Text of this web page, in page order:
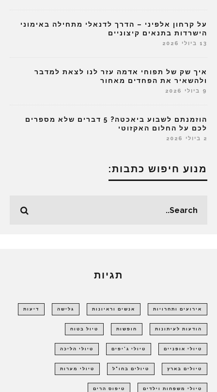
על קרחון אלפיני – הדרך לדנאלי מתחילה באימוני
הישרדות בתנאים קיצוניים
13 ביולי 2026
איך שק של תפוחי אדמה עזר לנו לצאת למדבר
ולהשאיר את הפחדים מאחור
9 ביולי 2026
הוזמנתם לשבוע ביאכטה? 5 דברים שלא מספרים
לכם על החלום האקזוטי
2 ביולי 2026
מנוע חיפוש כתבות:
תגיות
אירועים ותחרויות אנשים וראיונות גלישה דיעות
הודעות לעיתונות חופשות טיול בטוח
טיולי אופניים טיולי ג'יפים טיולי הליכה
טיולים בארץ טיולים בחו"ל טיולי מערות
טיולי משפחות וילדים טיפוס הרים